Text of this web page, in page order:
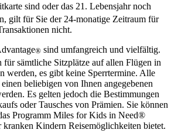
sind oder das 21. Lebensjahr noch
gilt für Sie der 24-monatige Zeitraum für
nicht.
® sind umfangreich und vielfältig.
für sämtliche Sitzplätze auf allen Flügen in
werden, es gibt keine Sperrtermine. Alle
beliebigen von Ihnen angegebenen
Es gelten jedoch die Bestimmungen
oder Tausches von Prämien. Sie können
Programm Miles for Kids in Need®
kranken Kindern Reisemöglichkeiten bietet.